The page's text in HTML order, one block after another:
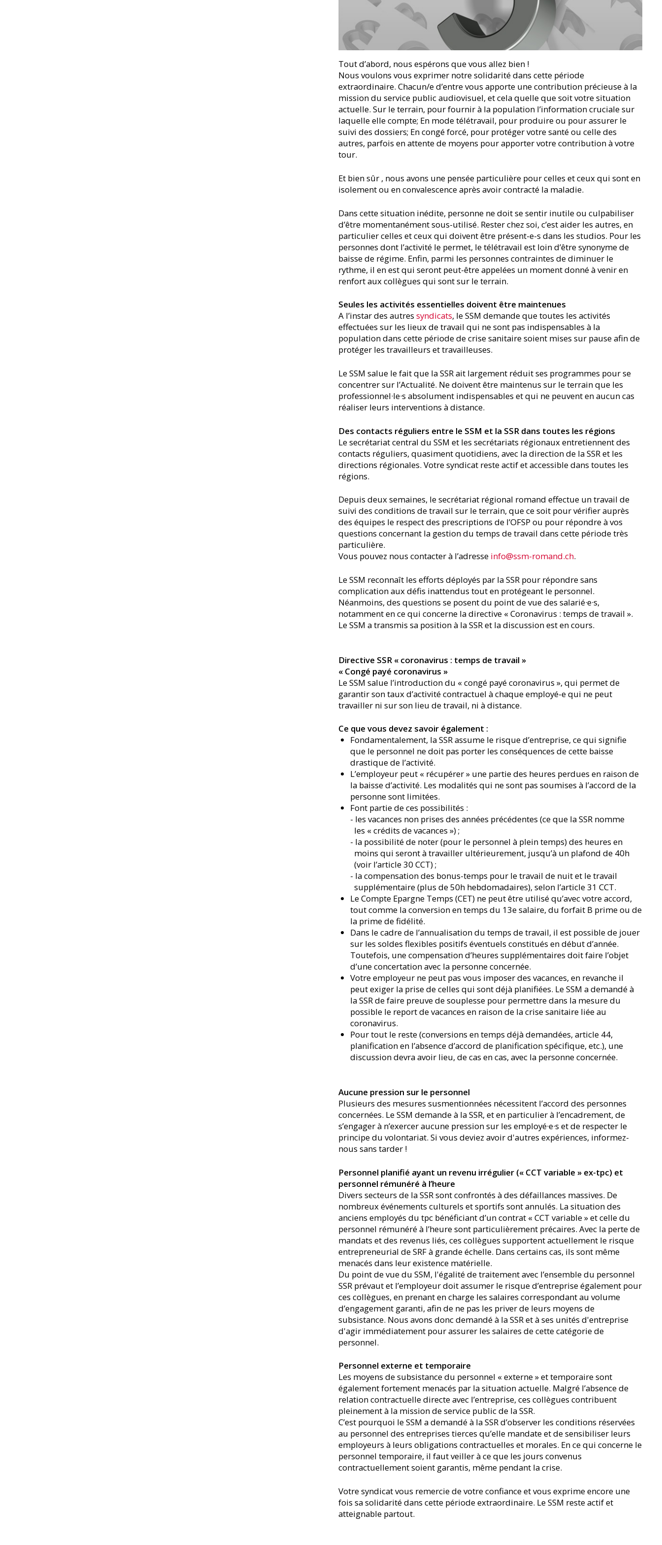
Tout d’abord, nous espérons que vous allez bien !
Nous voulons vous exprimer notre solidarité dans cette période
extraordinaire. Chacun/e d’entre vous apporte une contribution précieuse à la
mission du service public audiovisuel, et cela quelle que soit votre situation
actuelle. Sur le terrain, pour fournir à la population l’information cruciale sur
laquelle elle compte; En mode télétravail, pour produire ou pour assurer le
suivi des dossiers; En congé forcé, pour protéger votre santé ou celle des
autres, parfois en attente de moyens pour apporter votre contribution à votre
tour.
Et bien sûr , nous avons une pensée particulière pour celles et ceux qui sont en
isolement ou en convalescence après avoir contracté la maladie.
Dans cette situation inédite, personne ne doit se sentir inutile ou culpabiliser
d’être momentanément sous-utilisé. Rester chez soi, c’est aider les autres, en
particulier celles et ceux qui doivent être présent-e-s dans les studios. Pour les
personnes dont l’activité le permet, le télétravail est loin d’être synonyme de
baisse de régime. Enfin, parmi les personnes contraintes de diminuer le
rythme, il en est qui seront peut-être appelées un moment donné à venir en
renfort aux collègues qui sont sur le terrain.
Seules les activités essentielles doivent être maintenues
A l’instar des autres syndicats, le SSM demande que toutes les activités
effectuées sur les lieux de travail qui ne sont pas indispensables à la
population dans cette période de crise sanitaire soient mises sur pause afin de
protéger les travailleurs et travailleuses.
Le SSM salue le fait que la SSR ait largement réduit ses programmes pour se
concentrer sur l’Actualité. Ne doivent être maintenus sur le terrain que les
professionnel·le·s absolument indispensables et qui ne peuvent en aucun cas
réaliser leurs interventions à distance.
Des contacts réguliers entre le SSM et la SSR dans toutes les régions
Le secrétariat central du SSM et les secrétariats régionaux entretiennent des
contacts réguliers, quasiment quotidiens, avec la direction de la SSR et les
directions régionales. Votre syndicat reste actif et accessible dans toutes les
régions.
Depuis deux semaines, le secrétariat régional romand effectue un travail de
suivi des conditions de travail sur le terrain, que ce soit pour vérifier auprès
des équipes le respect des prescriptions de l’OFSP ou pour répondre à vos
questions concernant la gestion du temps de travail dans cette période très
particulière.
Vous pouvez nous contacter à l’adresse info@ssm-romand.ch.
Le SSM reconnaît les efforts déployés par la SSR pour répondre sans
complication aux défis inattendus tout en protégeant le personnel.
Néanmoins, des questions se posent du point de vue des salarié·e·s,
notamment en ce qui concerne la directive « Coronavirus : temps de travail ».
Le SSM a transmis sa position à la SSR et la discussion est en cours.
Directive SSR « coronavirus : temps de travail »
« Congé payé coronavirus »
Le SSM salue l’introduction du « congé payé coronavirus », qui permet de
garantir son taux d’activité contractuel à chaque employé-e qui ne peut
travailler ni sur son lieu de travail, ni à distance.
Ce que vous devez savoir également :
Fondamentalement, la SSR assume le risque d’entreprise, ce qui signifie
que le personnel ne doit pas porter les conséquences de cette baisse
drastique de l’activité.
L’employeur peut « récupérer » une partie des heures perdues en raison de
la baisse d’activité. Les modalités qui ne sont pas soumises à l’accord de la
personne sont limitées.
Font partie de ces possibilités :
- les vacances non prises des années précédentes (ce que la SSR nomme
les « crédits de vacances ») ;
- la possibilité de noter (pour le personnel à plein temps) des heures en
moins qui seront à travailler ultérieurement, jusqu’à un plafond de 40h
(voir l’article 30 CCT) ;
- la compensation des bonus-temps pour le travail de nuit et le travail
supplémentaire (plus de 50h hebdomadaires), selon l’article 31 CCT.
Le Compte Epargne Temps (CET) ne peut être utilisé qu’avec votre accord,
tout comme la conversion en temps du 13e salaire, du forfait B prime ou de
la prime de fidélité.
Dans le cadre de l’annualisation du temps de travail, il est possible de jouer
sur les soldes flexibles positifs éventuels constitués en début d’année.
Toutefois, une compensation d’heures supplémentaires doit faire l’objet
d’une concertation avec la personne concernée.
Votre employeur ne peut pas vous imposer des vacances, en revanche il
peut exiger la prise de celles qui sont déjà planifiées. Le SSM a demandé à
la SSR de faire preuve de souplesse pour permettre dans la mesure du
possible le report de vacances en raison de la crise sanitaire liée au
coronavirus.
Pour tout le reste (conversions en temps déjà demandées, article 44,
planification en l’absence d’accord de planification spécifique, etc.), une
discussion devra avoir lieu, de cas en cas, avec la personne concernée.
Aucune pression sur le personnel
Plusieurs des mesures susmentionnées nécessitent l’accord des personnes
concernées. Le SSM demande à la SSR, et en particulier à l’encadrement, de
s’engager à n’exercer aucune pression sur les employé·e·s et de respecter le
principe du volontariat. Si vous deviez avoir d'autres expériences, informez-
nous sans tarder !
Personnel planifié ayant un revenu irrégulier (« CCT variable » ex-tpc) et
personnel rémunéré à l’heure
Divers secteurs de la SSR sont confrontés à des défaillances massives. De
nombreux événements culturels et sportifs sont annulés. La situation des
anciens employés du tpc bénéficiant d’un contrat « CCT variable » et celle du
personnel rémunéré à l’heure sont particulièrement précaires. Avec la perte de
mandats et des revenus liés, ces collègues supportent actuellement le risque
entrepreneurial de SRF à grande échelle. Dans certains cas, ils sont même
menacés dans leur existence matérielle.
Du point de vue du SSM, l'égalité de traitement avec l’ensemble du personnel
SSR prévaut et l’employeur doit assumer le risque d’entreprise également pour
ces collègues, en prenant en charge les salaires correspondant au volume
d’engagement garanti, afin de ne pas les priver de leurs moyens de
subsistance. Nous avons donc demandé à la SSR et à ses unités d'entreprise
d'agir immédiatement pour assurer les salaires de cette catégorie de
personnel.
Personnel externe et temporaire
Les moyens de subsistance du personnel « externe » et temporaire sont
également fortement menacés par la situation actuelle. Malgré l’absence de
relation contractuelle directe avec l’entreprise, ces collègues contribuent
pleinement à la mission de service public de la SSR.
C’est pourquoi le SSM a demandé à la SSR d’observer les conditions réservées
au personnel des entreprises tierces qu’elle mandate et de sensibiliser leurs
employeurs à leurs obligations contractuelles et morales. En ce qui concerne le
personnel temporaire, il faut veiller à ce que les jours convenus
contractuellement soient garantis, même pendant la crise.
Votre syndicat vous remercie de votre confiance et vous exprime encore une
fois sa solidarité dans cette période extraordinaire. Le SSM reste actif et
atteignable partout.